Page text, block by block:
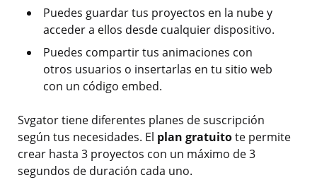
Puedes guardar tus proyectos en la nube y
acceder a ellos desde cualquier dispositivo.
Puedes compartir tus animaciones con
otros usuarios o insertarlas en tu sitio web
con un código embed.
Svgator tiene diferentes planes de suscripción
según tus necesidades. El plan gratuitote permite
crear hasta 3 proyectos con un máximo de 3
segundos de duración cada uno.